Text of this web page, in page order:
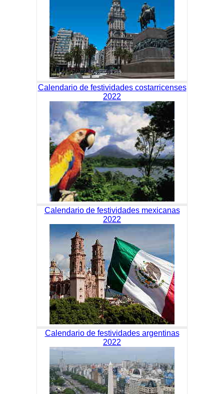
Calendario de festividades costarricenses
2022
Calendario de festividades mexicanas
2022
Calendario de festividades argentinas
2022